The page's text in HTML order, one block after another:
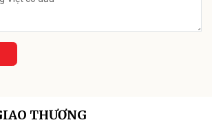
THƯƠNG